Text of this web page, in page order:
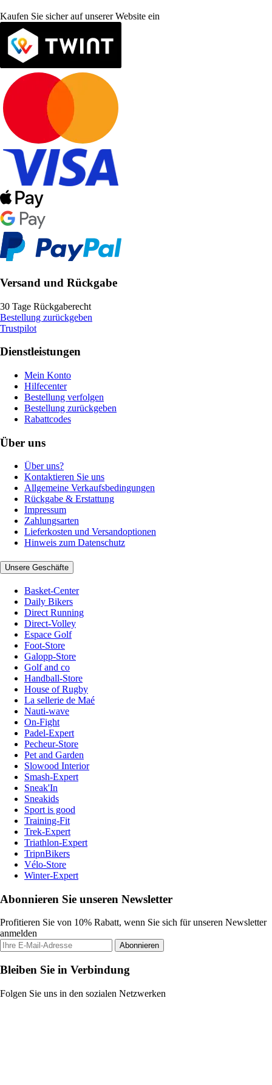
Kaufen Sie sicher auf unserer Website ein
Versand und Rückgabe
30 Tage Rückgaberecht
Bestellung zurückgeben
Trustpilot
Dienstleistungen
Mein Konto
Hilfecenter
Bestellung verfolgen
Bestellung zurückgeben
Rabattcodes
Über uns
Über uns?
Kontaktieren Sie uns
Allgemeine Verkaufsbedingungen
Rückgabe & Erstattung
Impressum
Zahlungsarten
Lieferkosten und Versandoptionen
Hinweis zum Datenschutz
Unsere Geschäfte
Basket-Center
Daily Bikers
Direct Running
Direct-Volley
Espace Golf
Foot-Store
Galopp-Store
Golf and co
Handball-Store
House of Rugby
La sellerie de Maé
Nauti-wave
On-Fight
Padel-Expert
Pecheur-Store
Pet and Garden
Slowood Interior
Smash-Expert
Sneak'In
Sneakids
Sport is good
Training-Fit
Trek-Expert
Triathlon-Expert
TripnBikers
Vélo-Store
Winter-Expert
Abonnieren Sie unseren Newsletter
Profitieren Sie von 10% Rabatt, wenn Sie sich für unseren Newsletter
anmelden
Abonnieren
Bleiben Sie in Verbindung
Folgen Sie uns in den sozialen Netzwerken